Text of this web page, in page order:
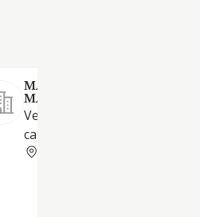
MADRILEÑA DE
MANTENIMIENTO CAR SL
Venta, alquiler y reparación
carretillas elevadoras.